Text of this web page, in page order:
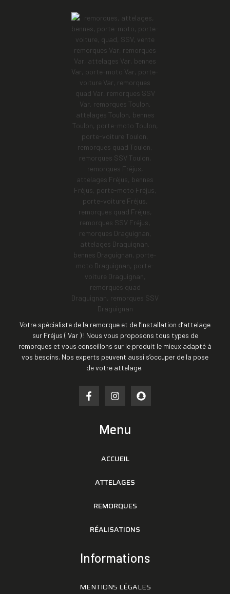
Votre spécialiste de la remorque et de l’installation d’attelage
sur Fréjus ( Var ) ! Nous vous proposons tous types de
remorques et vous conseillons sur le produit le mieux adapté à
vos besoins. Nos experts peuvent aussi s’occuper de la pose
de votre attelage.
Menu
ACCUEIL
ATTELAGES
REMORQUES
RÉALISATIONS
Informations
MENTIONS LÉGALES